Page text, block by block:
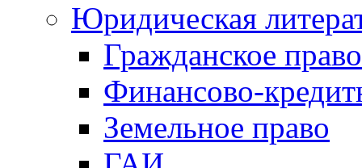
Юридическая
Гражданское право
Финансово-
Земельное право